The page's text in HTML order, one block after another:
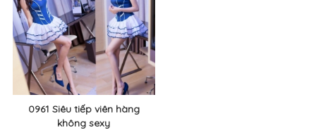
0961 Siêu tiếp viên hàng
không sexy